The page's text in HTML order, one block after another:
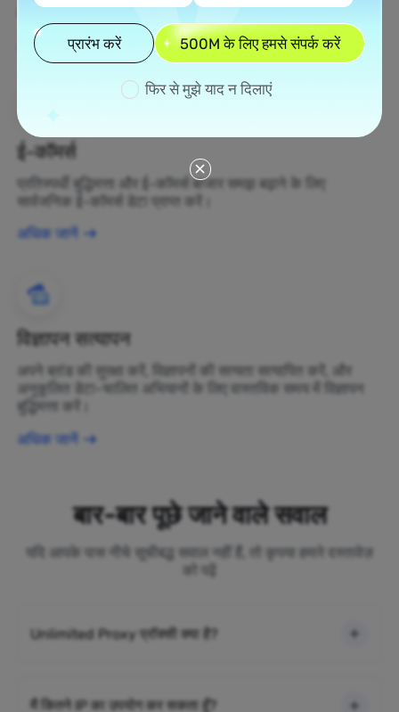
अधिक जानें
ई-कॉमर्स
प्रतिस्पर्धी बुद्धिमत्ता और ई-कॉमर्स बाजार समझ बढ़ाने के लिए
सार्वजनिक ई-कॉमर्स डेटा प्राप्त करें।
अधिक जानें
विज्ञापन सत्यापन
अपने ब्रांड की सुरक्षा करें, विज्ञापनों की सत्यता सत्यापित करें, और
अनुकूलित डेटा-चालित अभियानों के लिए वास्तविक समय में विज्ञापन
बुद्धिमत्ता करें।
अधिक जानें
बार-बार पूछे जाने वाले सवाल
यदि आपके पास नीचे सूचीबद्ध सवाल नहीं हैं, तो कृपया हमारे दस्तावेज़
को पढ़ें
Unlimited Proxy प्रॉक्सी क्या है?
मैं कितने IP का उपयोग कर सकता हूँ?
प्रारंभ करें 500M के लिए हमसे संपर्क करें
फिर से मुझे याद न दिलाएं